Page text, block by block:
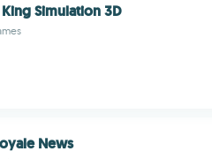
Simulation 3D
News